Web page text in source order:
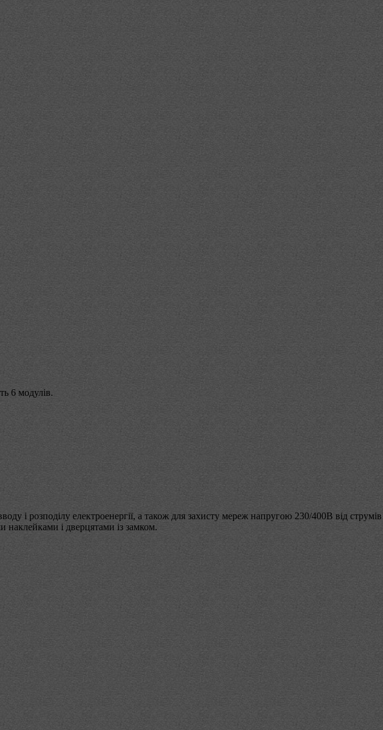
6 модулів.
і розподілу електроенергії, а також для захисту мереж напругою 230/400В від струмів
і дверцятами із замком.